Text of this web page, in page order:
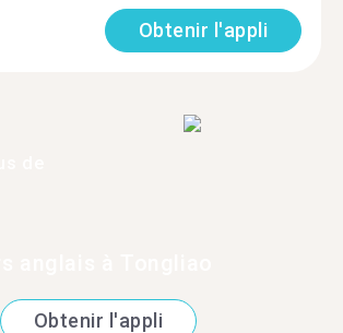
Obtenir l'appli
Obtenir l'appli